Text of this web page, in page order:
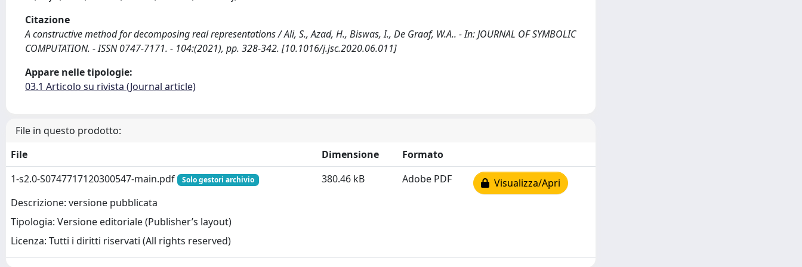
Citazione
A constructive method for decomposing real representations / Ali, S., Azad, H., Biswas, I., De Graaf, W.A.. - In: JOURNAL OF SYMBOLIC
COMPUTATION. - ISSN 0747-7171. - 104:(2021), pp. 328-342. [10.1016/j.jsc.2020.06.011]
Appare nelle tipologie:
03.1 Articolo su rivista (Journal article)
File in questo prodotto:
File
Dimensione
Formato
1-s2.0-S0747717120300547-main.pdf
Solo gestori archivio
Descrizione: versione pubblicata
Tipologia: Versione editoriale (Publisher’s layout)
Licenza: Tutti i diritti riservati (All rights reserved)
380.46 kB Adobe PDF Visualizza/Apri